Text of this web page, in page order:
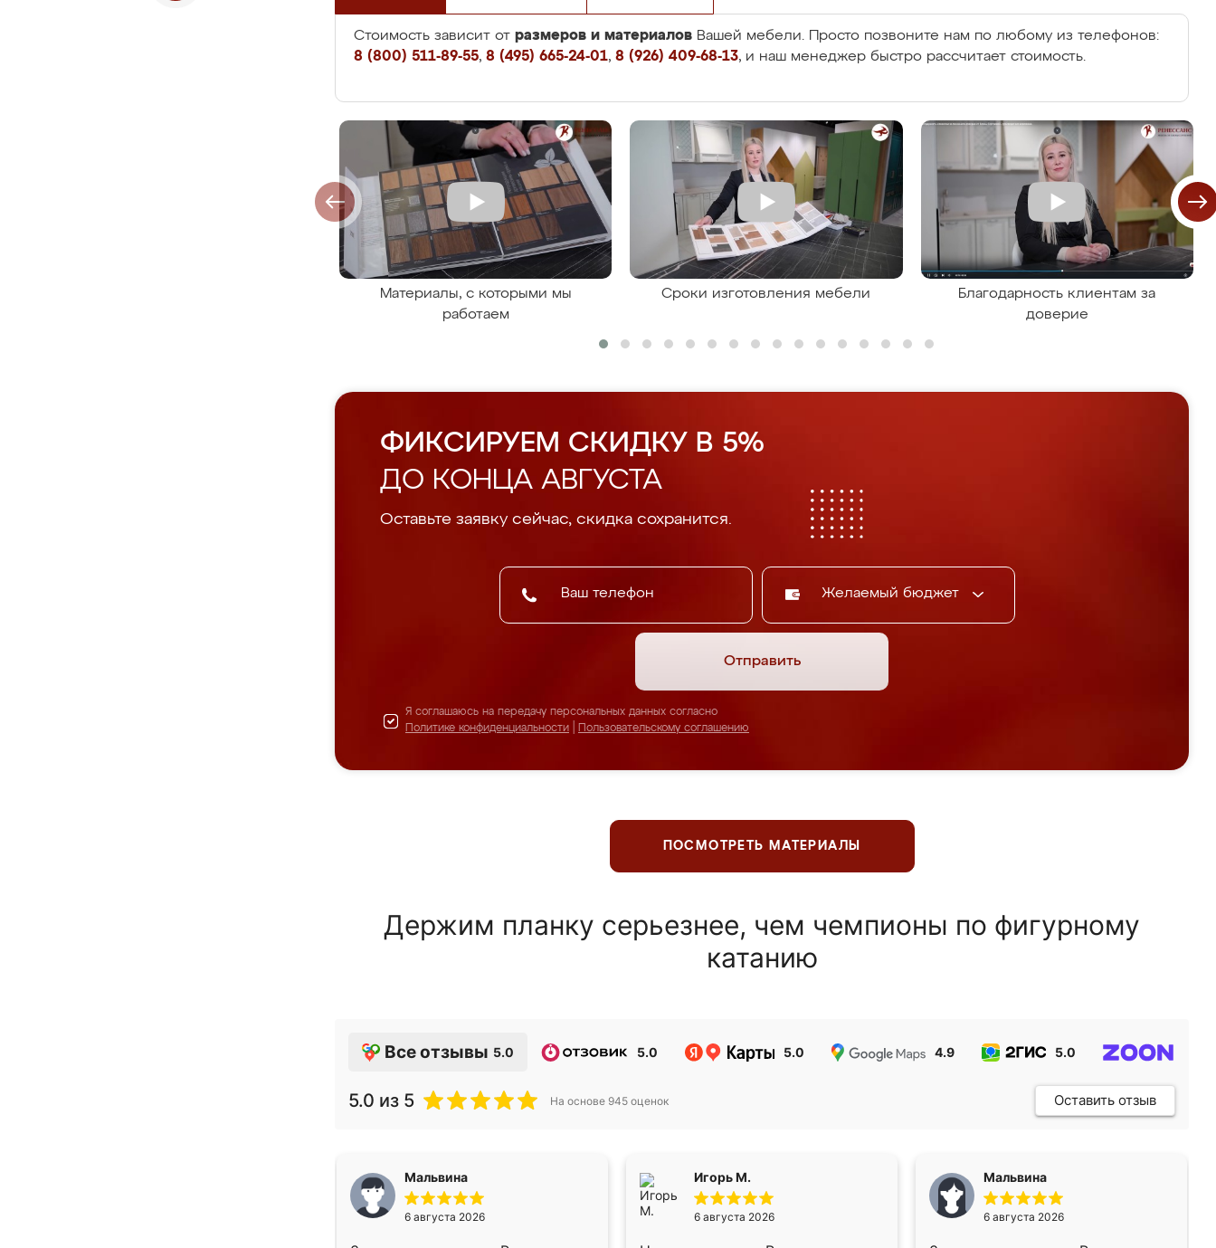
Стоимость зависит от размеров и материалов Вашей мебели. Просто позвоните нам по любому из телефонов:
8 (800) 511-89-55, 8 (495) 665-24-01, 8 (926) 409-68-13, и наш менеджер быстро рассчитает стоимость.
Материалы, с которыми мы
работаем
Сроки изготовления мебели
Благодарность клиентам за
доверие
ФИКСИРУЕМ СКИДКУ В 5%
ДО КОНЦА АВГУСТА
Оставьте заявку сейчас, скидка сохранится.
Желаемый бюджет
Отправить
Я соглашаюсь на передачу персональных данных согласно
Политике конфиденциальности
Пользовательскому соглашению
ПОСМОТРЕТЬ МАТЕРИАЛЫ
Держим планку серьезнее, чем чемпионы по фигурному
катанию
Все отзывы 5.0 5.0 5.0 4.9 5.0
5.0 из 5 На основе 945 оценок Оставить отзыв
Мальвина
6 августа 2026
Игорь М.
6 августа 2026
Мальвина
6 августа 2026